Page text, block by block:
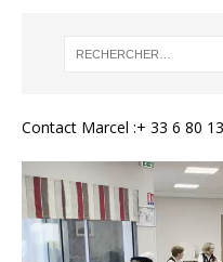
Contact Marcel :+ 33 6 80